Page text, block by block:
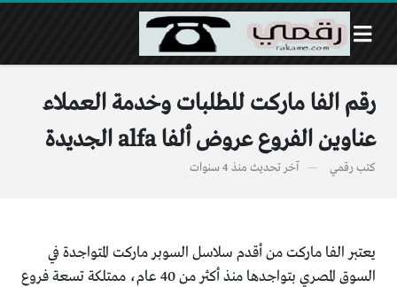
رقم الفا ماركت للطلبات وخدمة العملاء
عناوين الفروع عروض ألفا alfa الجديدة
كتب رقمي آخر تحديث منذ 4 سنوات
يعتبر الفا ماركت من أقدم سلاسل السوبر ماركت المتواجدة في
السوق المصري بتواجدها منذ أكثر من 40 عام، ممتلكة تسعة فروع